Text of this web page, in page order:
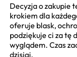
Decyzja o zakupie
krokiem dla
oferuje blask,
podziękuje ci za tę
wyglądem. Czas
dzisiaj.